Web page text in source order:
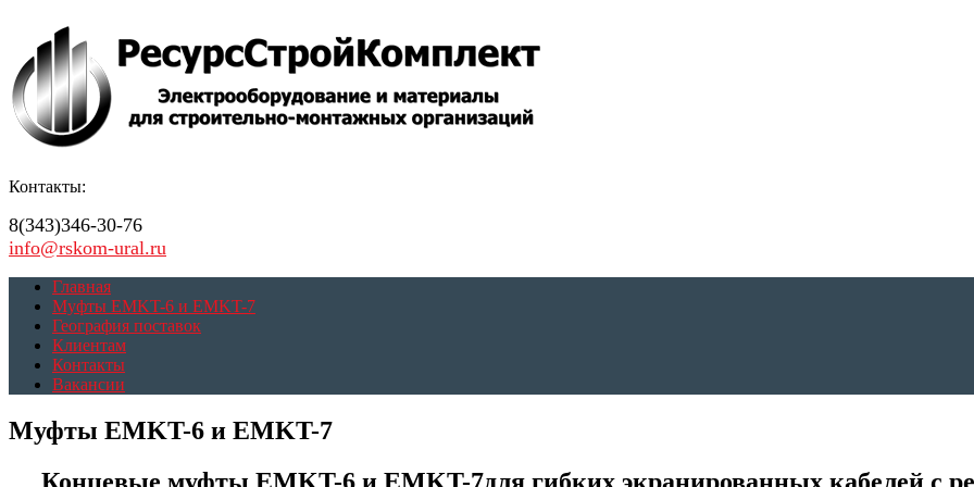
Контакты:
8(343)346-30-76
info@rskom-ural.ru
Главная
Муфты EMKT-6 и EMKT-7
География поставок
Клиентам
Контакты
Вакансии
Муфты EMKT-6 и EMKT-7
Концевые муфты EMKT-6 и EMKT-7для гибких экранированных кабелей с